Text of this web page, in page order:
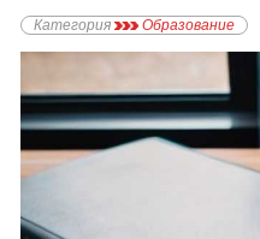
Категория Образование